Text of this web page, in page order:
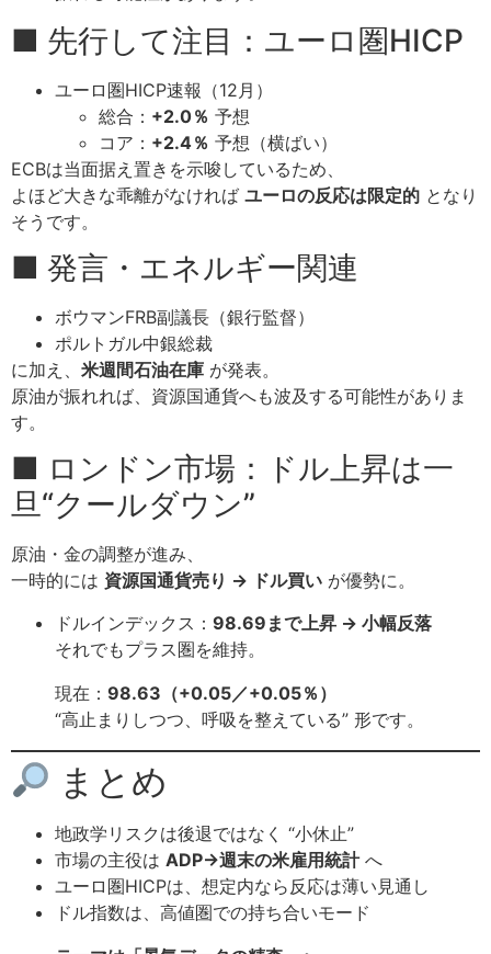
■ 先行して注目：ユーロ圏HICP
ユーロ圏HICP速報（12月）
総合： +2.0％ 予想
コア： +2.4％ 予想（横ばい）
ECBは当面据え置きを示唆しているため、
よほど大きな乖離がなければ ユーロの反応は限定的 となり
そうです。
■ 発言・エネルギー関連
ボウマンFRB副議長（銀行監督）
ポルトガル中銀総裁
に加え、 米週間石油在庫 が発表。
原油が振れれば、資源国通貨へも波及する可能性がありま
す。
■ ロンドン市場：ドル上昇は一
旦“クールダウン”
原油・金の調整が進み、
一時的には 資源国通貨売り → ドル買い が優勢に。
ドルインデックス： 98.69まで上昇 → 小幅反落
それでもプラス圏を維持。
現在： 98.63（+0.05／+0.05％）
“高止まりしつつ、呼吸を整えている” 形です。
まとめ
地政学リスクは後退ではなく “小休止”
市場の主役は ADP→週末の米雇用統計へ
ユーロ圏HICPは、想定内なら反応は薄い見通し
ドル指数は、高値圏での持ち合いモード